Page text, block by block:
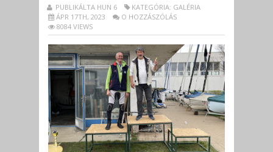
PUBLIKÁLTA HUN 6
KATEGÓRIA: GALÉRIA
ÁPR 17TH, 2023
O HOZZÁSZÓLÁS
8084 VIEWS